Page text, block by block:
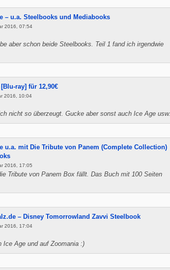
– u.a. Steelbooks und Mediabooks
2016, 07:54
aber schon beide Steelbooks. Teil 1 fand ich irgendwie
ray] für 12,90€
2016, 10:04
nicht so überzeugt. Gucke aber sonst auch Ice Age usw.
u.a. mit Die Tribute von Panem (Complete Collection)
2016, 17:05
Tribute von Panem Box fällt. Das Buch mit 100 Seiten
– Disney Tomorrowland Zavvi Steelbook
2016, 17:04
Ice Age und auf Zoomania :)